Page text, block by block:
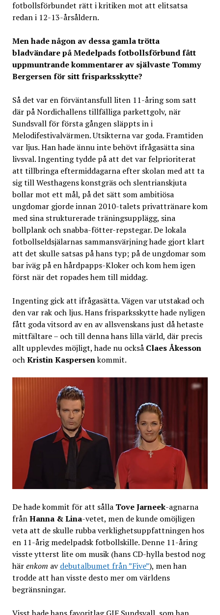
fotbollsförbundet rätt i kritiken mot att elitsatsa
redan i 12-13-årsåldern.
Men hade någon av dessa gamla trötta
bladvändare på Medelpads fotbollsförbund fått
uppmuntrande kommentarer av självaste Tommy
Bergersen för sitt frisparksskytte?
Så det var en förväntansfull liten 11-åring som satt
där på Nordichallens tillfälliga parkettgolv, när
Sundsvall för första gången släppts in i
Melodifestivalvärmen. Utsikterna var goda. Framtiden
var ljus. Han hade ännu inte behövt ifrågasätta sina
livsval. Ingenting tydde på att det var felprioriterat
att tillbringa eftermiddagarna efter skolan med att ta
sig till Westhagens konstgräs och slentrianskjuta
bollar mot ett mål, på det sätt som ambitiösa
ungdomar gjorde innan 2010-talets privattränare kom
med sina strukturerade träningsupplägg, sina
bollplank och snabba-fötter-repstegar. De lokala
fotbollseldsjälarnas sammansvärjning hade gjort klart
att det skulle satsas på hans typ; på de ungdomar som
bar iväg på en hårdpapps-Kloker och kom hem igen
först när det ropades hem till middag.
Ingenting gick att ifrågasätta. Vägen var utstakad och
den var rak och ljus. Hans frisparksskytte hade nyligen
fått goda vitsord av en av allsvenskans just då hetaste
mittfältare – och till denna hans lilla värld, där precis
allt upplevdes möjligt, hade nu också Claes Åkesson
ochKristin Kaspersenkommit.
De hade kommit för att sålla Tove Jarneek-agnarna
frånHanna & Lina-vetet, men de kunde omöjligen
veta att de skulle rubba verklighetsuppfattningen hos
en 11-årig medelpadsk fotbollskille. Denne 11-åring
visste ytterst lite om musik (hans CD-hylla bestod nog
härenkom avdebutalbumet från ”Five”), men han
trodde att han visste desto mer om världens
begränsningar.